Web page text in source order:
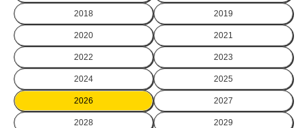
2018 2019
2020 2021
2022 2023
2024 2025
2026 2027
2028 2029